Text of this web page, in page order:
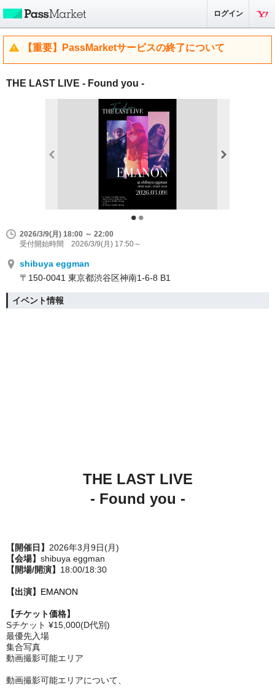
ログイン
【重要】PassMarketサービスの終了について
THE LAST LIVE - Found you -
2026/3/9(月) 18:00 ～ 22:00
受付開始時間 2026/3/9(月) 17:50～
shibuya eggman
〒150-0041 東京都渋谷区神南1-6-8 B1
イベント情報
THE LAST LIVE
- Found you -
【開催日】 2026年3月9日(月)
【会場】 shibuya eggman
【開場/開演】 18:00/18:30
【出演】 EMANON
【チケット価格】
Sチケット ¥15,000(D代別)
最優先入場
集合写真
動画撮影可能エリア
動画撮影可能エリアについて、